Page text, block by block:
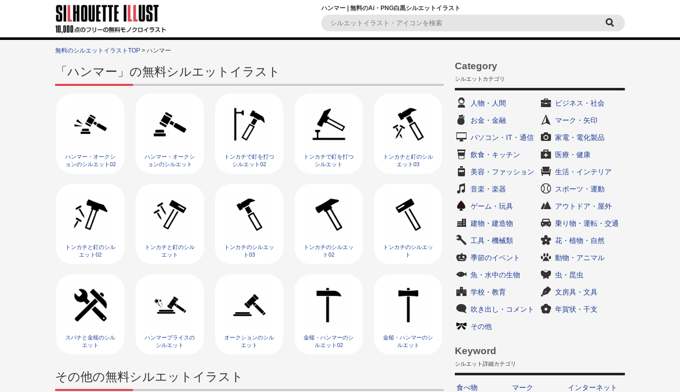
ハンマー | 無料のAi・PNG白黒シルエットイラスト
無料のシルエットイラストTOP > ハンマー
「ハンマー」の無料シルエットイラスト
ハンマー・オークシ
ョンのシルエット02
ハンマー・オークシ
ョンのシルエット
トンカチで釘を打つ
シルエット02
トンカチで釘を打つ
シルエット
トンカチと釘のシル
エット03
トンカチと釘のシル
エット02
トンカチと釘のシル
エット
トンカチのシルエッ
ト03
トンカチのシルエッ
ト02
トンカチのシルエッ
ト
スパナと金槌のシル
エット
ハンマープライスの
シルエット
オークションのシル
エット
金槌・ハンマーのシ
ルエット02
金槌・ハンマーのシ
ルエット
その他の無料シルエットイラスト
Category
シルエットカテゴリ
人物・人間 ビジネス・社会
お金・金融 マーク・矢印
パソコン・IT・通信 家電・電化製品
飲食・キッチン 医療・健康
美容・ファッション 生活・インテリア
音楽・楽器 スポーツ・運動
ゲーム・玩具 アウトドア・屋外
建物・建造物 乗り物・運転・交通
工具・機械類 花・植物・自然
季節のイベント 動物・アニマル
魚・水中の生物 虫・昆虫
学校・教育 文房具・文具
吹き出し・コメント 年賀状・干支
その他
Keyword
シルエット詳細カテゴリ
食べ物 マーク
インターネット